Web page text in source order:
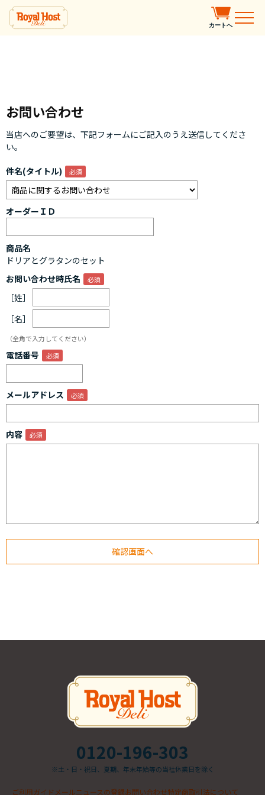
カートへ
お問い合わせ
当店へのご要望は、下記フォームにご記入のうえ送信してくださ
い。
件名(タイトル)
オーダーＩＤ
商品名
ドリアとグラタンのセット
お問い合わせ時氏名
［姓］
［名］
（全角で入力してください）
電話番号
メールアドレス
内容
0120-196-303
※土・日・祝日、夏期、年末年始等の当社休業日を除く
ご利用ガイド メールニュースの登録お問い合わせ特定商取引法について